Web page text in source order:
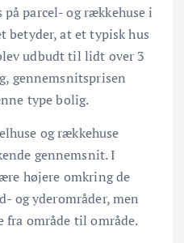
parcel- og rækkehuse i
betyder, at et typisk hus
udbudt til lidt over 3
gennemsnitsprisen
type bolig.
og rækkehuse
gennemsnit. I
højere omkring de
og yderområder, men
fra område til område.